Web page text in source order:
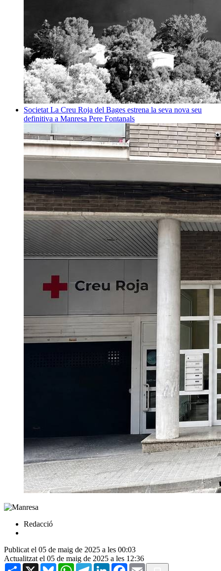
Societat La Creu Roja del Bages estrena la seva nova seu
definitiva a Manresa Pere Fontanals
Redacció
Publicat el 05 de maig de 2025 a les 00:03
Actualitzat el 05 de maig de 2025 a les 12:36
Share X BlueskyWhatsAppTelegramLinkedInFacebook
Email